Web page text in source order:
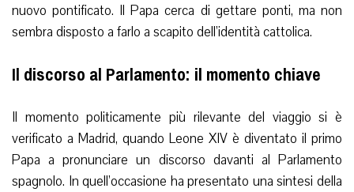
nuovo pontificato. Il Papa cerca di gettare ponti, ma non
sembra disposto a farlo a scapito dell’identità cattolica.
Il discorso al Parlamento: il momento chiave
Il momento politicamente più rilevante del viaggio si è
verificato a Madrid, quando Leone XIV è diventato il primo
Papa a pronunciare un discorso davanti al Parlamento
spagnolo. In quell’occasione ha presentato una sintesi della